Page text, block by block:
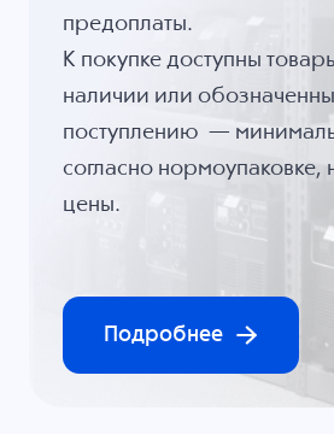
предоплаты.
К покупке доступны
наличии или
поступлению —
согласно нормоупаковке,
цены.
Подробнее